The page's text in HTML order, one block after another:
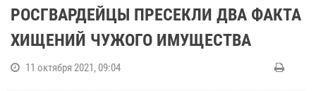
РОСГВАРДЕЙЦЫ ПРЕСЕКЛИ ДВА ФАКТА
ХИЩЕНИЙ ЧУЖОГО ИМУЩЕСТВА
11 октября 2021, 09:04